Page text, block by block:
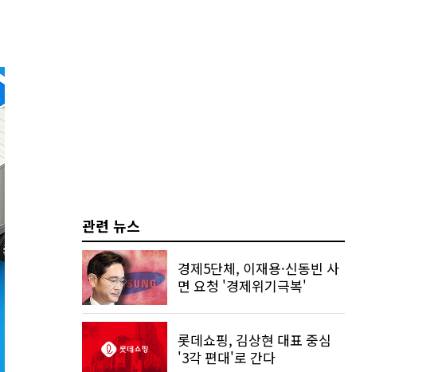
관련 뉴스
경제5단체, 이재용·신동빈 사
면 요청 '경제위기극복'
롯데쇼핑, 김상현 대표 중심
'3각 편대'로 간다